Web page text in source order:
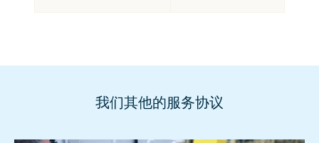
我们其他的服务协议